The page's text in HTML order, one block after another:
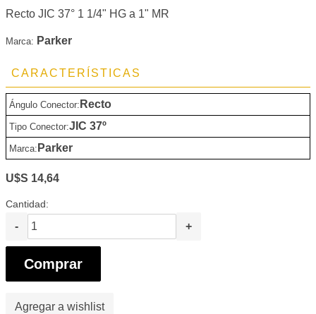
Recto JIC 37° 1 1/4" HG a 1" MR
Marca: Parker
CARACTERÍSTICAS
Ángulo Conector: Recto
Tipo Conector:JIC 37º
Marca: Parker
U$S 14,64
Cantidad:
- +
Comprar
Agregar a wishlist